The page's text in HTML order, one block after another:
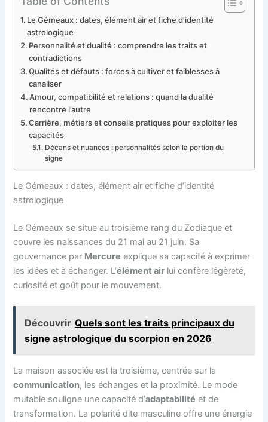
Le Gémeaux : dates, élément air et fiche d’identité
astrologique
Personnalité et dualité : comprendre les traits et
contradictions
Qualités et défauts : forces à cultiver et faiblesses à
canaliser
Amour, compatibilité et relations : quand la dualité
rencontre l’autre
Carrière, métiers et conseils pratiques pour exploiter les
capacités
Décans et nuances : personnalités selon la portion du
signe
Le Gémeaux : dates, élément air et fiche d’identité
astrologique
Le Gémeaux se situe au troisième rang du Zodiaque et
couvre les naissances du 21 mai au 21 juin. Sa
gouvernance par Mercure explique sa capacité à exprimer
les idées et à échanger. L’élément air lui confère légèreté,
curiosité et goût pour le mouvement.
Découvrir Quels sont les traits principaux du
signe astrologique du scorpion en 2026
La maison associée est la troisième, centrée sur la
communication, les échanges et la proximité. Le mode
mutable souligne une capacité d’adaptabilité et de
transformation. La polarité dite masculine offre une énergie